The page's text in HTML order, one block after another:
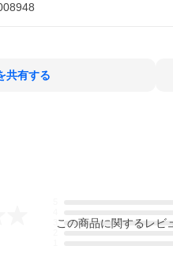
共有する
この商品に関するレビ